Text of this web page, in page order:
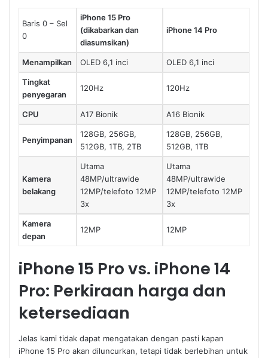
Baris 0 – Sel
0
iPhone 15 Pro
(dikabarkan dan
diasumsikan)
iPhone 14 Pro
Menampilkan OLED 6,1 inci OLED 6,1 inci
Tingkat
penyegaran
120Hz 120Hz
CPU A17 Bionik A16 Bionik
Penyimpanan
128GB, 256GB,
512GB, 1TB, 2TB
128GB, 256GB,
512GB, 1TB
Kamera
belakang
Utama
48MP/ultrawide
12MP/telefoto 12MP
3x
Utama
48MP/ultrawide
12MP/telefoto 12MP
3x
Kamera
depan
12MP 12MP
iPhone 15 Pro vs. iPhone 14
Pro: Perkiraan harga dan
ketersediaan
Jelas kami tidak dapat mengatakan dengan pasti kapan
iPhone 15 Pro akan diluncurkan, tetapi tidak berlebihan untuk